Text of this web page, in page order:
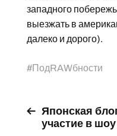
западного
выезжать в
далеко и дорого).
#ПодRAWбности
Японская
участие в